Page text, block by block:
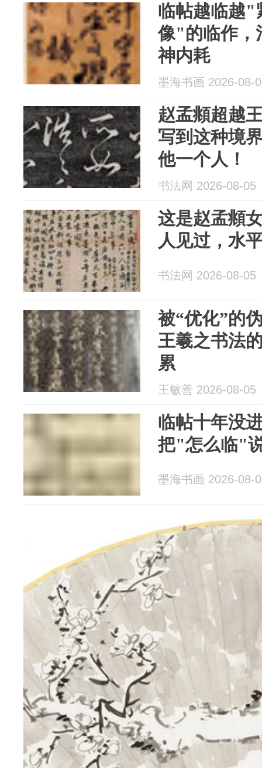
临帖越临越
像"的临作，
神内耗
墨海书画 2026-08-
赵孟頫超越
写到这种境
他一个人！
书法网 2026-08-05
这是赵孟頫
人见过，水
书法网 2026-08-05
被“优化”的
王羲之书法
累
王敏善 2026-08-05
临帖十年没
把"怎么临"
墨海书画 2026-08-